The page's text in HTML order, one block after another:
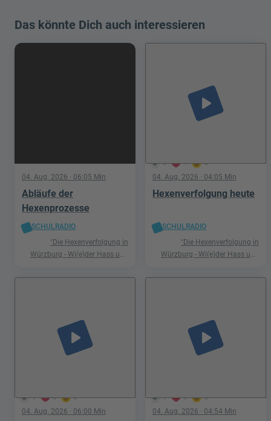
Das könnte Dich auch interessieren
04. Aug. 2026 · 06:05 Min
Abläufe der
Hexenprozesse
SCHULRADIO
"Die Hexenverfolgung in
Würzburg - Wi(e)der Hass und
5 1 0
play_arrow
04. Aug. 2026 · 04:05 Min
Hexenverfolgung heute
SCHULRADIO
"Die Hexenverfolgung in
Würzburg - Wi(e)der Hass und
1 0 0
play_arrow
04. Aug. 2026 · 06:00 Min
1 0 0
play_arrow
04. Aug. 2026 · 04:54 Min